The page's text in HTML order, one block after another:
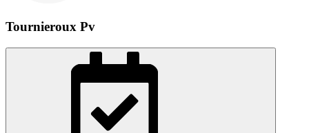
Tournieroux Pv